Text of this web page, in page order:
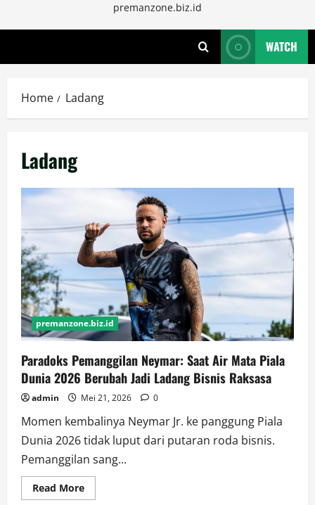
premanzone.biz.id
WATCH
Home Ladang
Ladang
premanzone.biz.id
Paradoks Pemanggilan Neymar: Saat Air Mata Piala
Dunia 2026 Berubah Jadi Ladang Bisnis Raksasa
admin Mei 21, 2026 0
Momen kembalinya Neymar Jr. ke panggung Piala
Dunia 2026 tidak luput dari putaran roda bisnis.
Pemanggilan sang...
Read MoreRead
more